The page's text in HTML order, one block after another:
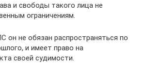
и свободы такого лица не
ограничениям.
он не обязан распространяться по
и имеет право на
своей судимости.